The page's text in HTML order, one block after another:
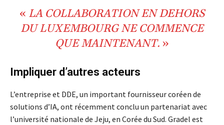
« LA COLLABORATIONENDEHORS
DULUXEMBOURGNECOMMENCE
QUE MAINTENANT. »
Impliquer d’autres acteurs
L’entreprise et DDE, un important fournisseur coréen de
solutions d’IA, ont récemment conclu un partenariat avec
l’université nationale de Jeju, en Corée du Sud. Gradel est